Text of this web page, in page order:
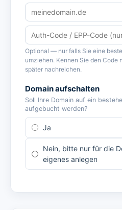
Optional — nur falls Sie eine
umziehen. Kennen Sie den Code
später nachreichen.
Domain aufschalten
Soll Ihre Domain auf ein
aufgebucht werden?
Ja
Nein, bitte nur für die
eigenes anlegen